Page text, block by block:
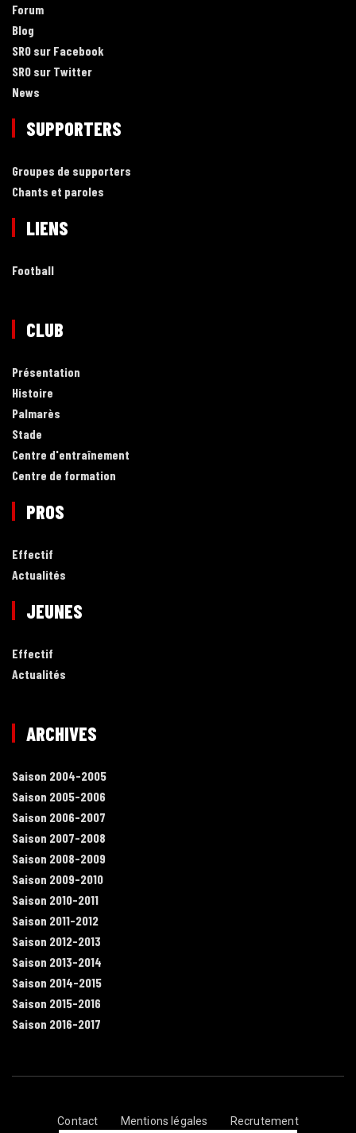
Forum
Blog
SRO sur Facebook
SRO sur Twitter
News
SUPPORTERS
Groupes de supporters
Chants et paroles
LIENS
Football
CLUB
Présentation
Histoire
Palmarès
Stade
Centre d'entraînement
Centre de formation
PROS
Effectif
Actualités
JEUNES
Effectif
Actualités
ARCHIVES
Saison 2004-2005
Saison 2005-2006
Saison 2006-2007
Saison 2007-2008
Saison 2008-2009
Saison 2009-2010
Saison 2010-2011
Saison 2011-2012
Saison 2012-2013
Saison 2013-2014
Saison 2014-2015
Saison 2015-2016
Saison 2016-2017
Contact Mentions légales Recrutement